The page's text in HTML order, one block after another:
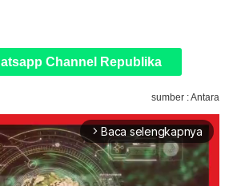
Channel Republika
sumber : Antara
arrow_forward_ios Baca selengkapnya